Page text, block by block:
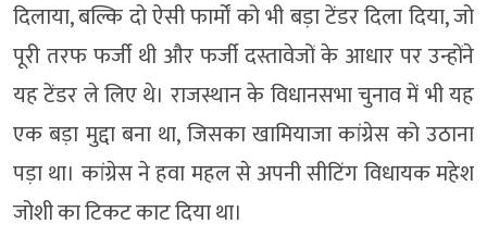
दिलाया, बल्कि दो ऐसी फार्मों को भी बड़ा टेंडर दिला दिया, जो
पूरी तरफ फर्जी थी और फर्जी दस्तावेजों के आधार पर उन्होंने
यह टेंडर ले लिए थे। राजस्थान के विधानसभा चुनाव में भी यह
एक बड़ा मुद्दा बना था, जिसका खामियाजा कांग्रेस को उठाना
पड़ा था। कांग्रेस ने हवा महल से अपनी सीटिंग विधायक महेश
जोशी का टिकट काट दिया था।